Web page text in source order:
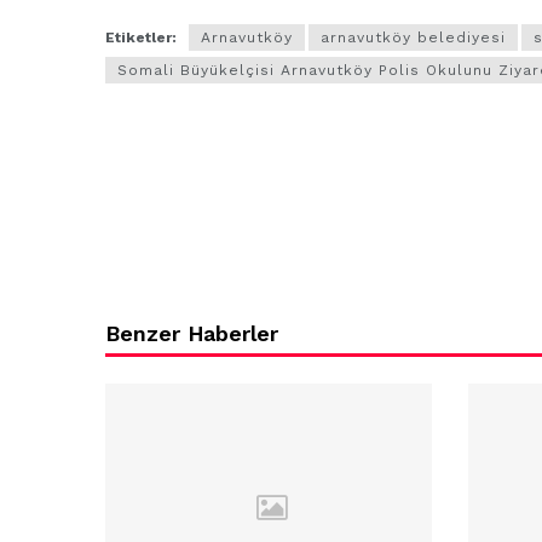
Etiketler: Arnavutköy arnavutköy belediyesi
Somali Büyükelçisi Arnavutköy Polis Okulunu
Benzer Haberler